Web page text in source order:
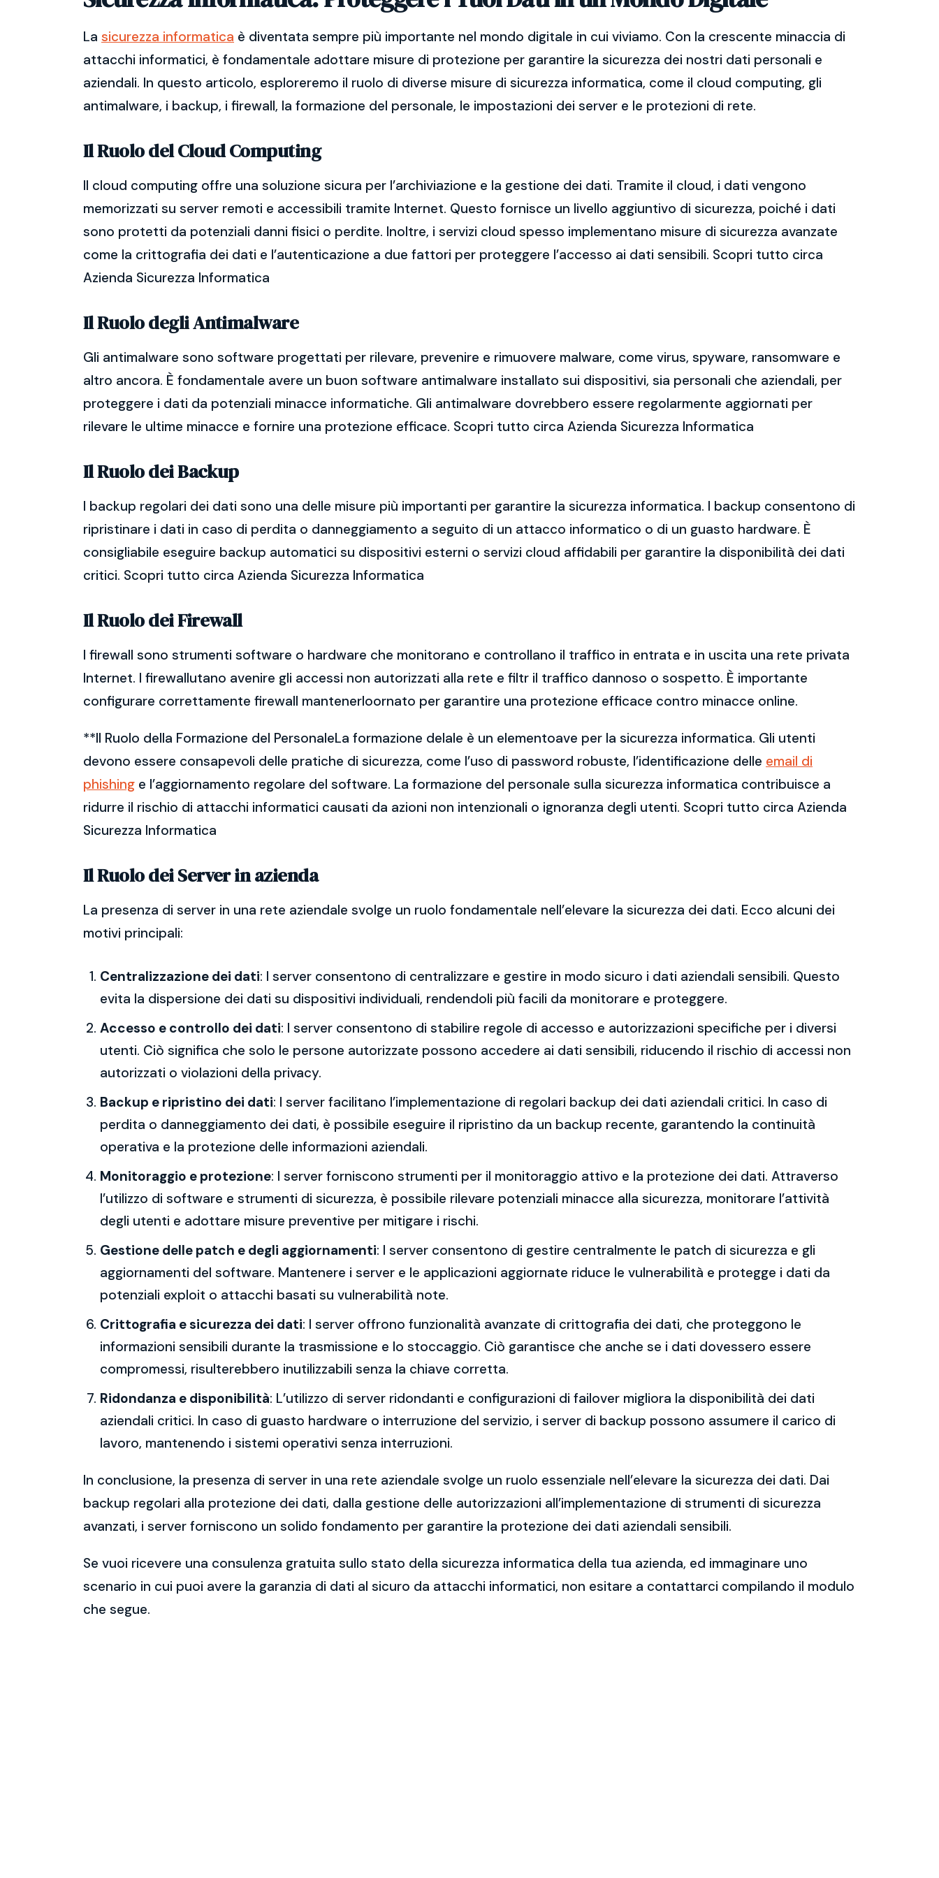
La sicurezza informatica è diventata sempre più importante nel mondo digitale in cui viviamo. Con la crescente minaccia di
attacchi informatici, è fondamentale adottare misure di protezione per garantire la sicurezza dei nostri dati personali e
aziendali. In questo articolo, esploreremo il ruolo di diverse misure di sicurezza informatica, come il cloud computing, gli
antimalware, i backup, i firewall, la formazione del personale, le impostazioni dei server e le protezioni di rete.
Il Ruolo del Cloud Computing
Il cloud computing offre una soluzione sicura per l’archiviazione e la gestione dei dati. Tramite il cloud, i dati vengono
memorizzati su server remoti e accessibili tramite Internet. Questo fornisce un livello aggiuntivo di sicurezza, poiché i dati
sono protetti da potenziali danni fisici o perdite. Inoltre, i servizi cloud spesso implementano misure di sicurezza avanzate
come la crittografia dei dati e l’autenticazione a due fattori per proteggere l’accesso ai dati sensibili. Scopri tutto circa
Azienda Sicurezza Informatica
Il Ruolo degli Antimalware
Gli antimalware sono software progettati per rilevare, prevenire e rimuovere malware, come virus, spyware, ransomware e
altro ancora. È fondamentale avere un buon software antimalware installato sui dispositivi, sia personali che aziendali, per
proteggere i dati da potenziali minacce informatiche. Gli antimalware dovrebbero essere regolarmente aggiornati per
rilevare le ultime minacce e fornire una protezione efficace. Scopri tutto circa Azienda Sicurezza Informatica
Il Ruolo dei Backup
I backup regolari dei dati sono una delle misure più importanti per garantire la sicurezza informatica. I backup consentono di
ripristinare i dati in caso di perdita o danneggiamento a seguito di un attacco informatico o di un guasto hardware. È
consigliabile eseguire backup automatici su dispositivi esterni o servizi cloud affidabili per garantire la disponibilità dei dati
critici. Scopri tutto circa Azienda Sicurezza Informatica
Il Ruolo dei Firewall
I firewall sono strumenti software o hardware che monitorano e controllano il traffico in entrata e in uscita una rete privata
Internet. I firewallutano avenire gli accessi non autorizzati alla rete e filtr il traffico dannoso o sospetto. È importante
configurare correttamente firewall mantenerloornato per garantire una protezione efficace contro minacce online.
**Il Ruolo della Formazione del PersonaleLa formazione delale è un elementoave per la sicurezza informatica. Gli utenti
devono essere consapevoli delle pratiche di sicurezza, come l’uso di password robuste, l’identificazione delle email di
phishing e l’aggiornamento regolare del software. La formazione del personale sulla sicurezza informatica contribuisce a
ridurre il rischio di attacchi informatici causati da azioni non intenzionali o ignoranza degli utenti. Scopri tutto circa Azienda
Sicurezza Informatica
Il Ruolo dei Server in azienda
La presenza di server in una rete aziendale svolge un ruolo fondamentale nell’elevare la sicurezza dei dati. Ecco alcuni dei
motivi principali:
Centralizzazione dei dati: I server consentono di centralizzare e gestire in modo sicuro i dati aziendali sensibili. Questo
evita la dispersione dei dati su dispositivi individuali, rendendoli più facili da monitorare e proteggere.
Accesso e controllo dei dati: I server consentono di stabilire regole di accesso e autorizzazioni specifiche per i diversi
utenti. Ciò significa che solo le persone autorizzate possono accedere ai dati sensibili, riducendo il rischio di accessi non
autorizzati o violazioni della privacy.
Backup e ripristino dei dati: I server facilitano l’implementazione di regolari backup dei dati aziendali critici. In caso di
perdita o danneggiamento dei dati, è possibile eseguire il ripristino da un backup recente, garantendo la continuità
operativa e la protezione delle informazioni aziendali.
Monitoraggio e protezione: I server forniscono strumenti per il monitoraggio attivo e la protezione dei dati. Attraverso
l’utilizzo di software e strumenti di sicurezza, è possibile rilevare potenziali minacce alla sicurezza, monitorare l’attività
degli utenti e adottare misure preventive per mitigare i rischi.
Gestione delle patch e degli aggiornamenti: I server consentono di gestire centralmente le patch di sicurezza e gli
aggiornamenti del software. Mantenere i server e le applicazioni aggiornate riduce le vulnerabilità e protegge i dati da
potenziali exploit o attacchi basati su vulnerabilità note.
Crittografia e sicurezza dei dati: I server offrono funzionalità avanzate di crittografia dei dati, che proteggono le
informazioni sensibili durante la trasmissione e lo stoccaggio. Ciò garantisce che anche se i dati dovessero essere
compromessi, risulterebbero inutilizzabili senza la chiave corretta.
Ridondanza e disponibilità: L’utilizzo di server ridondanti e configurazioni di failover migliora la disponibilità dei dati
aziendali critici. In caso di guasto hardware o interruzione del servizio, i server di backup possono assumere il carico di
lavoro, mantenendo i sistemi operativi senza interruzioni.
In conclusione, la presenza di server in una rete aziendale svolge un ruolo essenziale nell’elevare la sicurezza dei dati. Dai
backup regolari alla protezione dei dati, dalla gestione delle autorizzazioni all’implementazione di strumenti di sicurezza
avanzati, i server forniscono un solido fondamento per garantire la protezione dei dati aziendali sensibili.
Se vuoi ricevere una consulenza gratuita sullo stato della sicurezza informatica della tua azienda, ed immaginare uno
scenario in cui puoi avere la garanzia di dati al sicuro da attacchi informatici, non esitare a contattarci compilando il modulo
che segue.